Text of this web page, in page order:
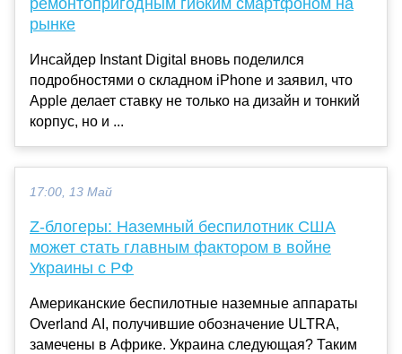
ремонтопригодным гибким смартфоном на
рынке
Инсайдер Instant Digital вновь поделился
подробностями о складном iPhone и заявил, что
Apple делает ставку не только на дизайн и тонкий
корпус, но и ...
17:00, 13 Май
Z-блогеры: Наземный беспилотник США
может стать главным фактором в войне
Украины с РФ
Американские беспилотные наземные аппараты
Overland AI, получившие обозначение ULTRA,
замечены в Африке. Украина следующая? Таким